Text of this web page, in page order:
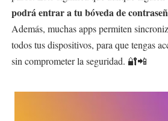
podrá entrar a tu bóveda de
Además, muchas apps permiten
todos tus dispositivos, para que tengas
sin comprometer la seguridad. 🔐📲